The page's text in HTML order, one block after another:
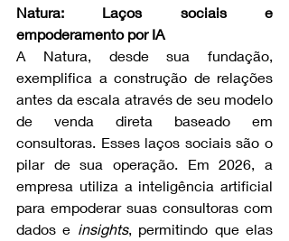
Natura: Laços sociais e
empoderamento por IA
A Natura, desde sua fundação,
exemplifica a construção de relações
antes da escala através de seu modelo
de venda direta baseado em
consultoras. Esses laços sociais são o
pilar de sua operação. Em 2026, a
empresa utiliza a inteligência artificial
para empoderar suas consultoras com
dados e insights, permitindo que elas